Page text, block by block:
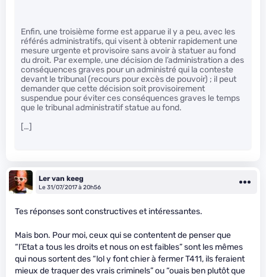
Enfin, une troisième forme est apparue il y a peu, avec les
référés administratifs, qui visent à obtenir rapidement une
mesure urgente et provisoire sans avoir à statuer au fond
du droit. Par exemple, une décision de l’administration a des
conséquences graves pour un administré qui la conteste
devant le tribunal (recours pour excès de pouvoir) ; il peut
demander que cette décision soit provisoirement
suspendue pour éviter ces conséquences graves le temps
que le tribunal administratif statue au fond.
[…]
Ler van keeg
Le 31/07/2017 à 20h56
Tes réponses sont constructives et intéressantes.
Mais bon. Pour moi, ceux qui se contentent de penser que
“l’Etat a tous les droits et nous on est faibles” sont les mêmes
qui nous sortent des “lol y font chier à fermer T411, ils feraient
mieux de traquer des vrais criminels” ou “ouais ben plutôt que